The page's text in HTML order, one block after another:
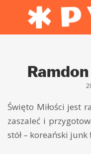
Święto Miłości jest
zaszaleć i
stół – koreański junk